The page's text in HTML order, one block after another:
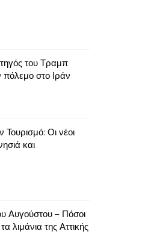
του Τραμπ
πόλεμο στο Ιράν
Τουρισμό: Οι νέοι
και
Αυγούστου – Πόσοι
της Αττικής